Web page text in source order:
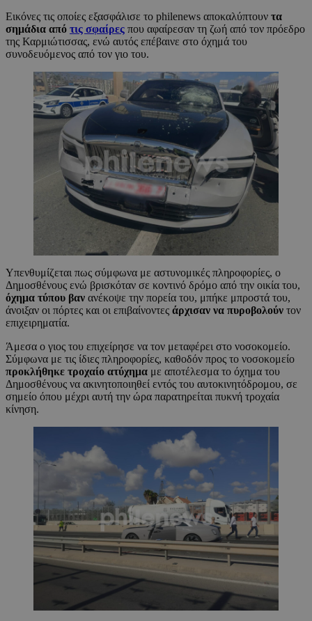
Εικόνες τις οποίες εξασφάλισε το philenews αποκαλύπτουν τα
σημάδια από τις σφαίρες που αφαίρεσαν τη ζωή από τον πρόεδρο
της Καρμιώτισσας, ενώ αυτός επέβαινε στο όχημά του
συνοδευόμενος από τον γιο του.
Υπενθυμίζεται πως σύμφωνα με αστυνομικές πληροφορίες, ο
Δημοσθένους ενώ βρισκόταν σε κοντινό δρόμο από την οικία του,
όχημα τύπου βαν ανέκοψε την πορεία του, μπήκε μπροστά του,
άνοιξαν οι πόρτες και οι επιβαίνοντες άρχισαν να πυροβολούν τον
επιχειρηματία.
Άμεσα ο γιος του επιχείρησε να τον μεταφέρει στο νοσοκομείο.
Σύμφωνα με τις ίδιες πληροφορίες, καθοδόν προς το νοσοκομείο
προκλήθηκε τροχαίο ατύχημα με αποτέλεσμα το όχημα του
Δημοσθένους να ακινητοποιηθεί εντός του αυτοκινητόδρομου, σε
σημείο όπου μέχρι αυτή την ώρα παρατηρείται πυκνή τροχαία
κίνηση.